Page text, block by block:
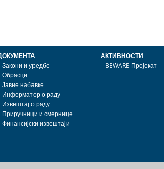
Закони и уредбе
Обрасци
Јавне набавке
Информатор о раду
Извештај о раду
Приручници и смернице
Финансијски извештаји
АКТИВНОСТИ
BEWARE Пројекат